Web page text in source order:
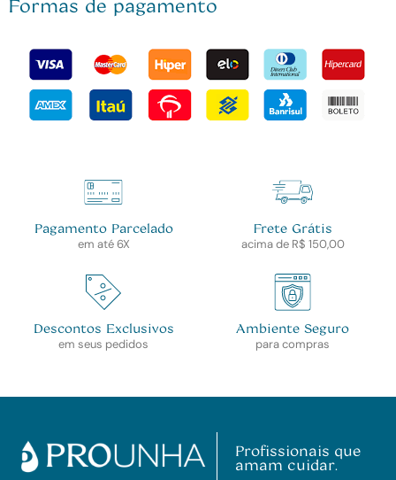
Formas de pagamento
Pagamento Parcelado
em até 6X
Frete Grátis
acima de R$ 150,00
Descontos Exclusivos
em seus pedidos
Ambiente Seguro
para compras
Profissionais que
amam cuidar.